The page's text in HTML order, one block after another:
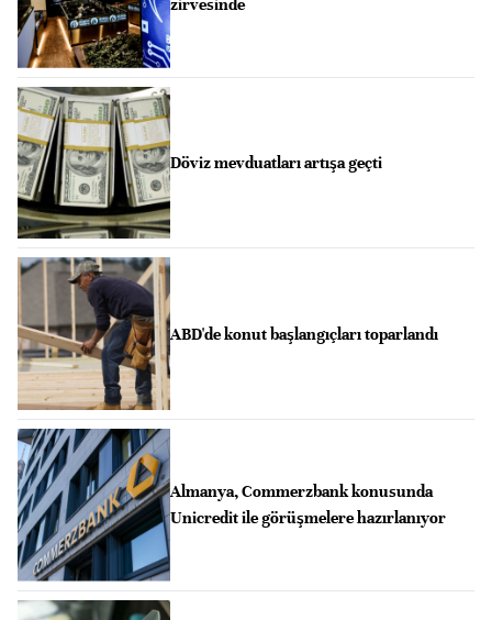
zirvesinde
Döviz mevduatları artışa geçti
ABD'de konut başlangıçları toparlandı
Almanya, Commerzbank konusunda
Unicredit ile görüşmelere hazırlanıyor